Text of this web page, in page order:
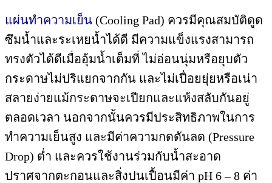
แผ่นทำความเย็น (Cooling Pad) ควรมีคุณสมบัติดูด
ซึมน้ำและระเหยน้ำได้ดี มีความแข็งแรงสามารถ
ทรงตัวได้ดีเมื่ออุ้มน้ำเต็มที่ ไม่อ่อนนุ่มหรือยุบตัว
กระดาษไม่ปริแยกจากกัน และไม่เปื่อยยุ่ยหรือเน่า
สลายง่ายแม้กระดาษจะเปียกและแห้งสลับกันอยู่
ตลอดเวลา นอกจากนั้นควรมีประสิทธิภาพในการ
ทำความเย็นสูง และมีค่าความกดดันลด (Pressure
Drop) ต่ำ และควรใช้งานร่วมกับน้ำสะอาด
ปราศจากตะกอนและสิ่งปนเปื้อนมีค่า pH 6 – 8 ค่า